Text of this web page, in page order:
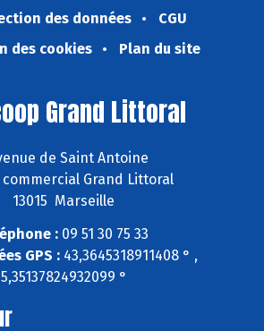
des données
CGU
des cookies
Plan du site
Grand Littoral
de Saint Antoine
commercial Grand Littoral
13015 Marseille
: 09 51 30 75 33
GPS : 43,3645318911408 ° ,
5,35137824932099 °